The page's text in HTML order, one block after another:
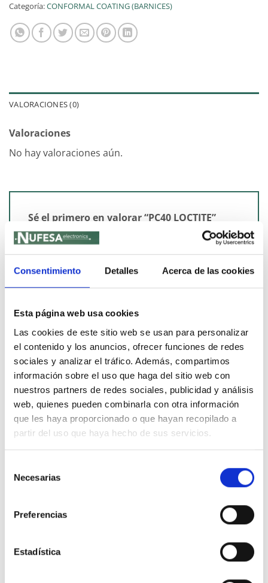
Consentimiento Detalles Acerca de las cookies
Esta página web usa cookies
Las cookies de este sitio web se usan para personalizar
el contenido y los anuncios, ofrecer funciones de redes
sociales y analizar el tráfico. Además, compartimos
información sobre el uso que haga del sitio web con
nuestros partners de redes sociales, publicidad y análisis
web, quienes pueden combinarla con otra información
que les haya proporcionado o que hayan recopilado a
partir del uso que haya hecho de sus servicios.
Necesarias
Preferencias
Estadística
Categoría:CONFORMAL COATING (BARNICES)
VALORACIONES (0)
Valoraciones
No hay valoraciones aún.
Sé el primero en valorar “PC40 LOCTITE”
Tu puntuación*
Tu valoración
Nombre *
Correo electrónico*
Guarda mi nombre, correo electrónico y web
en este navegador para la próxima vez que